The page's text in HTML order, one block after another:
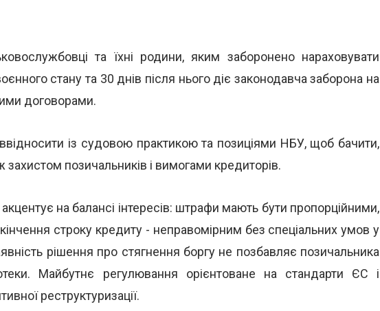
та їхні родини, яким заборонено нараховувати
стану та 30 днів після нього діє законодавча заборона на
договорами.
із судовою практикою та позиціями НБУ, щоб бачити,
позичальників і вимогами кредиторів.
на балансі інтересів: штрафи мають бути пропорційними,
строку кредиту - неправомірним без спеціальних умов у
рішення про стягнення боргу не позбавляє позичальника
Майбутнє регулювання орієнтоване на стандарти ЄС і
реструктуризації.